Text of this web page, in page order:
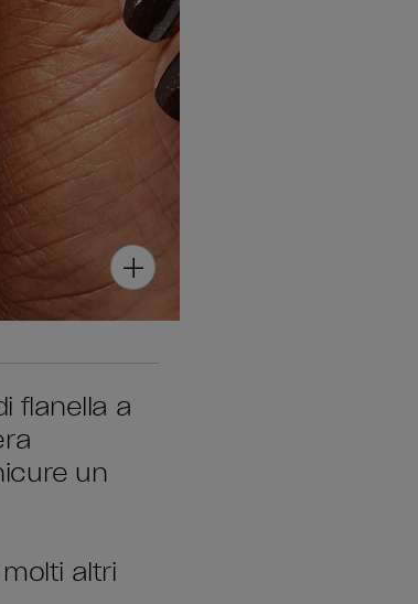
flanella a
un
altri